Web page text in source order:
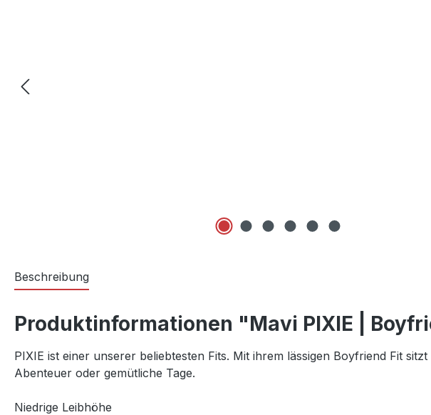
Beschreibung
Produktinformationen "Mavi PIXIE |
PIXIE ist einer unserer beliebtesten Fits. Mit ihrem lässigen Boyfriend Fit
Abenteuer oder gemütliche Tage.
Niedrige Leibhöhe